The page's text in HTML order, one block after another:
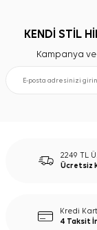
KENDİ STİL
Kampanya
2249 TL
Ücretsiz
Kredi
4 Taksit